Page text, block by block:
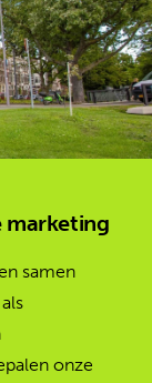
marketing
samen
onze